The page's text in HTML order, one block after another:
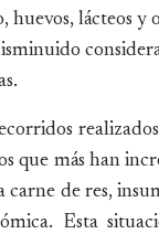
huevos, lácteos
que más han
carne de res,
Esta